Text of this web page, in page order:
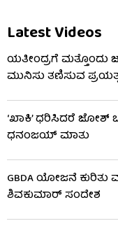
Latest Videos
ಯತೀಂದ್ರಗೆ ಮತ್ತೊಂದು
ಮುನಿಸು ತಣಿಸುವ
‘ಖಾಕಿ’ ಧರಿಸಿದರೆ ಜೋಶ್
ಧನಂಜಯ್ ಮಾತು
GBDA ಯೋಜನೆ ಕುರಿತು
ಶಿವಕುಮಾರ್ ಸಂದೇಶ